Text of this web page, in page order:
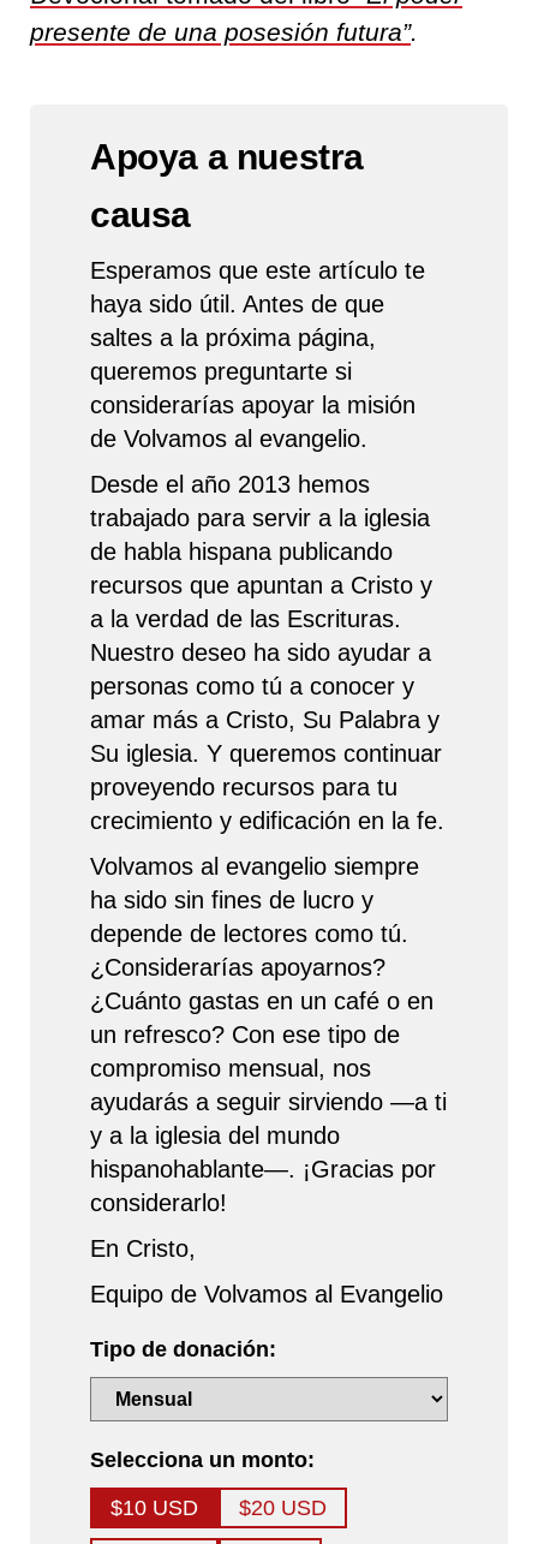
presente de una posesión futura”.
Apoya a nuestra
causa
Esperamos que este artículo te
haya sido útil. Antes de que
saltes a la próxima página,
queremos preguntarte si
considerarías apoyar la misión
de Volvamos al evangelio.
Desde el año 2013 hemos
trabajado para servir a la iglesia
de habla hispana publicando
recursos que apuntan a Cristo y
a la verdad de las Escrituras.
Nuestro deseo ha sido ayudar a
personas como tú a conocer y
amar más a Cristo, Su Palabra y
Su iglesia. Y queremos continuar
proveyendo recursos para tu
crecimiento y edificación en la fe.
Volvamos al evangelio siempre
ha sido sin fines de lucro y
depende de lectores como tú.
¿Considerarías apoyarnos?
¿Cuánto gastas en un café o en
un refresco? Con ese tipo de
compromiso mensual, nos
ayudarás a seguir sirviendo —a ti
y a la iglesia del mundo
hispanohablante—. ¡Gracias por
considerarlo!
En Cristo,
Equipo de Volvamos al Evangelio
Tipo de donación:
Selecciona un monto:
$10 USD
$20 USD